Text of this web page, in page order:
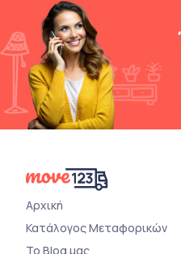
Αρχική
Κατάλογος Μεταφορικών
Το Blog μας